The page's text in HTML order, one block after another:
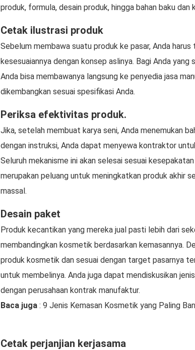
produk, formula, desain produk, hingga bahan baku dan
Cetak ilustrasi produk
Sebelum membawa suatu produk ke pasar, Anda
kesesuaiannya dengan konsep aslinya. Bagi Anda yang
Anda bisa membawanya langsung ke penyedia jasa
dikembangkan sesuai spesifikasi Anda.
Periksa efektivitas produk.
Jika, setelah membuat karya seni, Anda menemukan
dengan instruksi, Anda dapat menyewa kontraktor
Seluruh mekanisme ini akan selesai sesuai
merupakan peluang untuk meningkatkan produk akhir
massal.
Desain paket
Produk kecantikan yang mereka jual pasti lebih dari
membandingkan kosmetik berdasarkan kemasannya.
produk kosmetik dan sesuai dengan target pasarnya
untuk membelinya. Anda juga dapat mendiskusikan
dengan perusahaan kontrak manufaktur.
Baca juga : 9 Jenis Kemasan Kosmetik yang Paling
Cetak perjanjian kerjasama